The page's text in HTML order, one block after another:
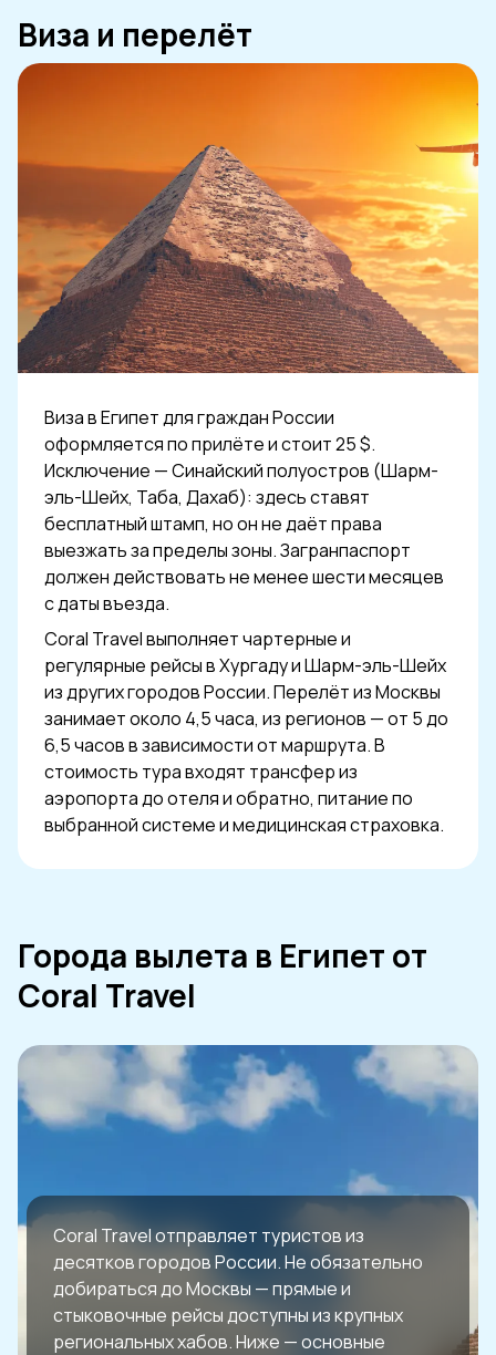
Виза и перелёт
Виза в Египет для граждан России
оформляется по прилёте и стоит 25 $.
Исключение — Синайский полуостров (Шарм-
эль-Шейх, Таба, Дахаб): здесь ставят
бесплатный штамп, но он не даёт права
выезжать за пределы зоны. Загранпаспорт
должен действовать не менее шести месяцев
с даты въезда.
Coral Travel выполняет чартерные и
регулярные рейсы в Хургаду и Шарм-эль-Шейх
из других городов России. Перелёт из Москвы
занимает около 4,5 часа, из регионов — от 5 до
6,5 часов в зависимости от маршрута. В
стоимость тура входят трансфер из
аэропорта до отеля и обратно, питание по
выбранной системе и медицинская страховка.
Города вылета в Египет от
Coral Travel
Coral Travel отправляет туристов из
десятков городов России. Не обязательно
добираться до Москвы — прямые и
стыковочные рейсы доступны из крупных
региональных хабов. Ниже — основные